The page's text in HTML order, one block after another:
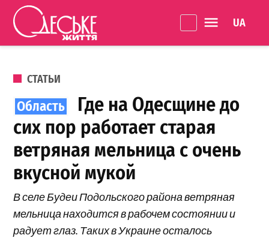
Перейти к содержанию
життя
ОПУБЛИКОВАНО В
СТАТЬИ
Где на Одесщине до
сих пор работает старая
ветряная мельница с очень
вкусной мукой
В селе Будеи Подольского района ветряная
мельница находится в рабочем состоянии и
радует глаз. Таких в Украине осталось